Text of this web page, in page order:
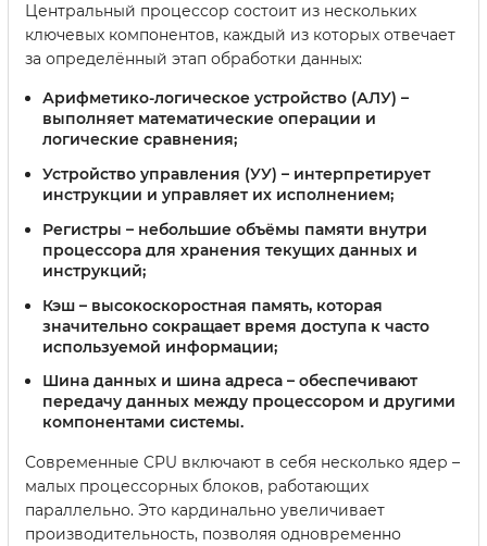
Центральный процессор состоит из нескольких
ключевых компонентов, каждый из которых отвечает
за определённый этап обработки данных:
Арифметико-логическое устройство (АЛУ) –
выполняет математические операции и
логические сравнения;
Устройство управления (УУ) – интерпретирует
инструкции и управляет их исполнением;
Регистры – небольшие объёмы памяти внутри
процессора для хранения текущих данных и
инструкций;
Кэш – высокоскоростная память, которая
значительно сокращает время доступа к часто
используемой информации;
Шина данных и шина адреса – обеспечивают
передачу данных между процессором и другими
компонентами системы.
Современные CPU включают в себя несколько ядер –
малых процессорных блоков, работающих
параллельно. Это кардинально увеличивает
производительность, позволяя одновременно